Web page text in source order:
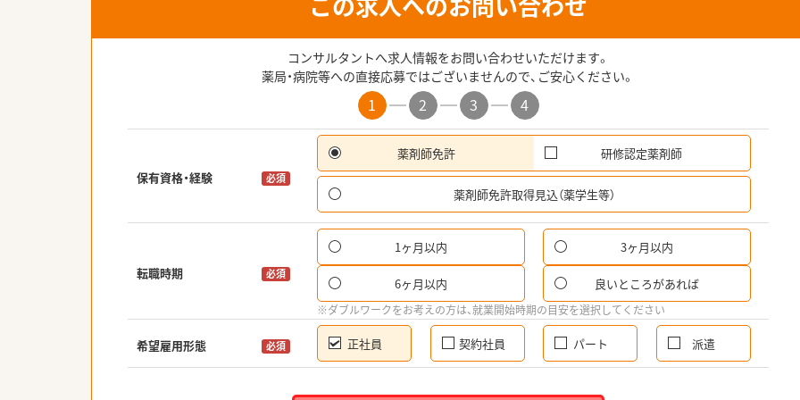
コンサルタントへ求人情報をお問い合わせいただけます。
薬局・病院等への直接応募ではございませんので、ご安心ください。
1 2 3 4
保有資格・経験 必須
薬剤師免許 研修認定薬剤師
薬剤師免許取得見込（薬学生等）
転職時期 必須
1ヶ月以内 3ヶ月以内
6ヶ月以内 良いところがあれば
※ダブルワークをお考えの方は、就業開始時期の目安を選択してください
希望雇用形態 必須 正社員 契約社員 パート 派遣